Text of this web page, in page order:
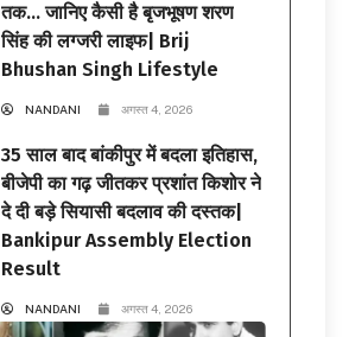
तक… जानिए कैसी है बृजभूषण शरण
सिंह की लग्जरी लाइफ| Brij
Bhushan Singh Lifestyle
NANDANI अगस्त 4, 2026
35 साल बाद बांकीपुर में बदला इतिहास,
बीजेपी का गढ़ जीतकर प्रशांत किशोर ने
दे दी बड़े सियासी बदलाव की दस्तक|
Bankipur Assembly Election
Result
NANDANI अगस्त 4, 2026